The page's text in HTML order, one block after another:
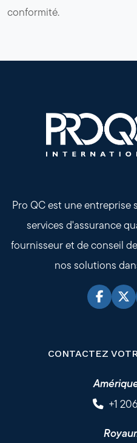
conformité.
Pro QC est une entreprise
services d'assurance
fournisseur et de conseil
nos solutions
CONTACTEZ
+1